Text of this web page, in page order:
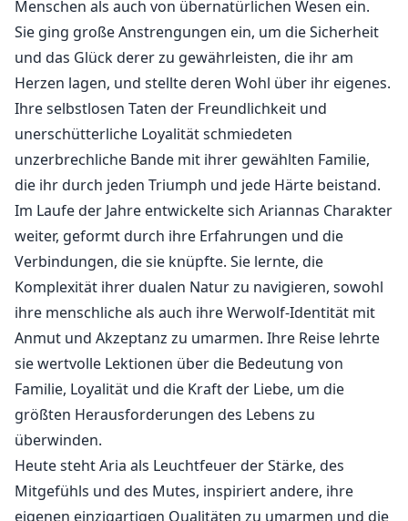
Menschen als auch von übernatürlichen Wesen ein.
Sie ging große Anstrengungen ein, um die Sicherheit
und das Glück derer zu gewährleisten, die ihr am
Herzen lagen, und stellte deren Wohl über ihr eigenes.
Ihre selbstlosen Taten der Freundlichkeit und
unerschütterliche Loyalität schmiedeten
unzerbrechliche Bande mit ihrer gewählten Familie,
die ihr durch jeden Triumph und jede Härte beistand.
Im Laufe der Jahre entwickelte sich Ariannas Charakter
weiter, geformt durch ihre Erfahrungen und die
Verbindungen, die sie knüpfte. Sie lernte, die
Komplexität ihrer dualen Natur zu navigieren, sowohl
ihre menschliche als auch ihre Werwolf-Identität mit
Anmut und Akzeptanz zu umarmen. Ihre Reise lehrte
sie wertvolle Lektionen über die Bedeutung von
Familie, Loyalität und die Kraft der Liebe, um die
größten Herausforderungen des Lebens zu
überwinden.
Heute steht Aria als Leuchtfeuer der Stärke, des
Mitgefühls und des Mutes, inspiriert andere, ihre
eigenen einzigartigen Qualitäten zu umarmen und die